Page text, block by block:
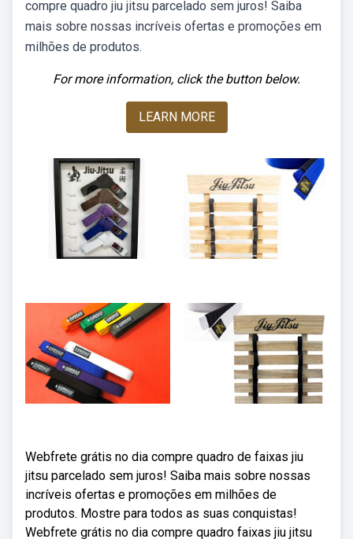
compre quadro jiu jitsu parcelado sem juros! Saiba
mais sobre nossas incríveis ofertas e promoções em
milhões de produtos.
For more information, click the button below.
LEARN MORE
Webfrete grátis no dia compre quadro de faixas jiu
jitsu parcelado sem juros! Saiba mais sobre nossas
incríveis ofertas e promoções em milhões de
produtos. Mostre para todos as suas conquistas!
Webfrete grátis no dia compre quadro faixas jiu jitsu